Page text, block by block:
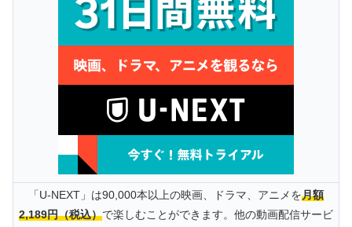
「U-NEXT」は90,000本以上の映画、ドラマ、アニメを月額
2,189円（税込）で楽しむことができます。他の動画配信サービ